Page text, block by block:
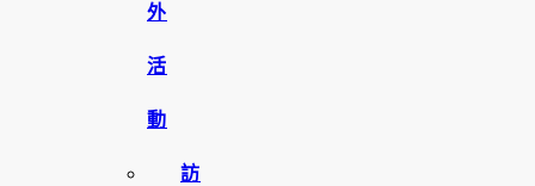
外
活
動
訪